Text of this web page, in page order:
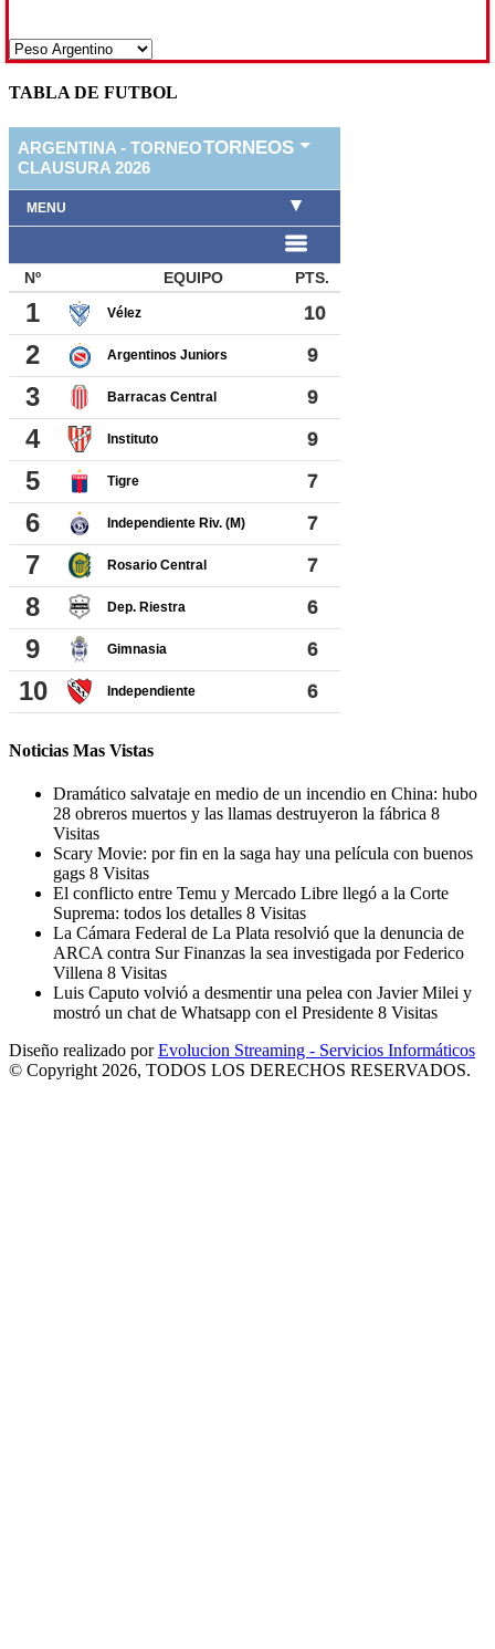
TABLA DE FUTBOL
Noticias Mas Vistas
Dramático salvataje en medio de un incendio en China: hubo
28 obreros muertos y las llamas destruyeron la fábrica 8
Visitas
Scary Movie: por fin en la saga hay una película con buenos
gags 8 Visitas
El conflicto entre Temu y Mercado Libre llegó a la Corte
Suprema: todos los detalles 8 Visitas
La Cámara Federal de La Plata resolvió que la denuncia de
ARCA contra Sur Finanzas la sea investigada por Federico
Villena 8 Visitas
Luis Caputo volvió a desmentir una pelea con Javier Milei y
mostró un chat de Whatsapp con el Presidente 8 Visitas
Diseño realizado porEvolucion Streaming - Servicios Informáticos
© Copyright 2026, TODOS LOS DERECHOS RESERVADOS.